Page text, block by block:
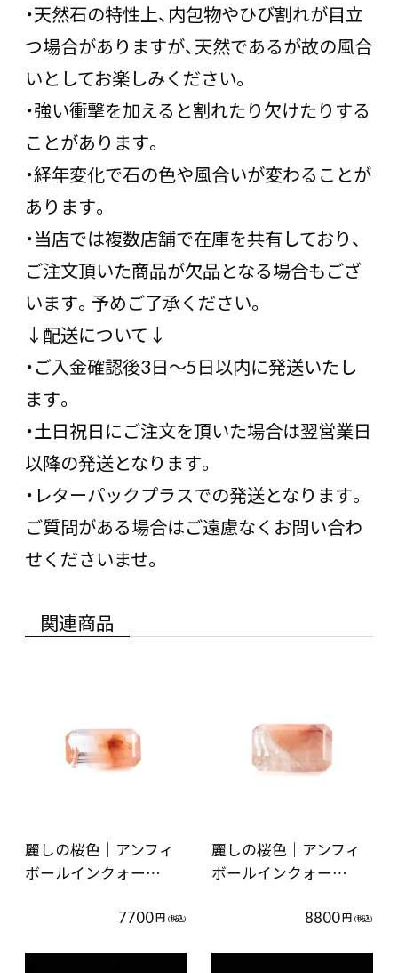
・天然石の特性上、内包物やひび割れが目立
つ場合がありますが、天然であるが故の風合
いとしてお楽しみください。
・強い衝撃を加えると割れたり欠けたりする
ことがあります。
・経年変化で石の色や風合いが変わることが
あります。
・当店では複数店舗で在庫を共有しており、
ご注文頂いた商品が欠品となる場合もござ
います。予めご了承ください。
↓配送について↓
・ご入金確認後3日〜5日以内に発送いたし
ます。
・土日祝日にご注文を頂いた場合は翌営業日
以降の発送となります。
・レターパックプラスでの発送となります。
ご質問がある場合はご遠慮なくお問い合わ
せくださいませ。
関連商品
麗しの桜色｜アンフィ
ボールインクォー…
7700円 (税込)
麗しの桜色｜アンフィ
ボールインクォー…
8800円 (税込)